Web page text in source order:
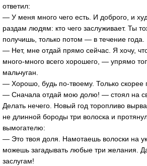
ответил:
— У меня много чего есть. И доброго, и
раздам людям: кто чего заслуживает. Ты
получишь, только потом — в течение года.
— Нет, мне отдай прямо сейчас. Я хочу,
много-много всего хорошего, — упрямо
мальчуган.
— Хорошо, будь по-твоему. Только скорее
— Сначала отдай мою долю! — стоял на
Делать нечего. Новый год торопливо
не длинной бороды три волоска и
вымогателю:
— Это твоя доля. Намотаешь волоски на
можешь загадывать любые три желания.
заслугам!